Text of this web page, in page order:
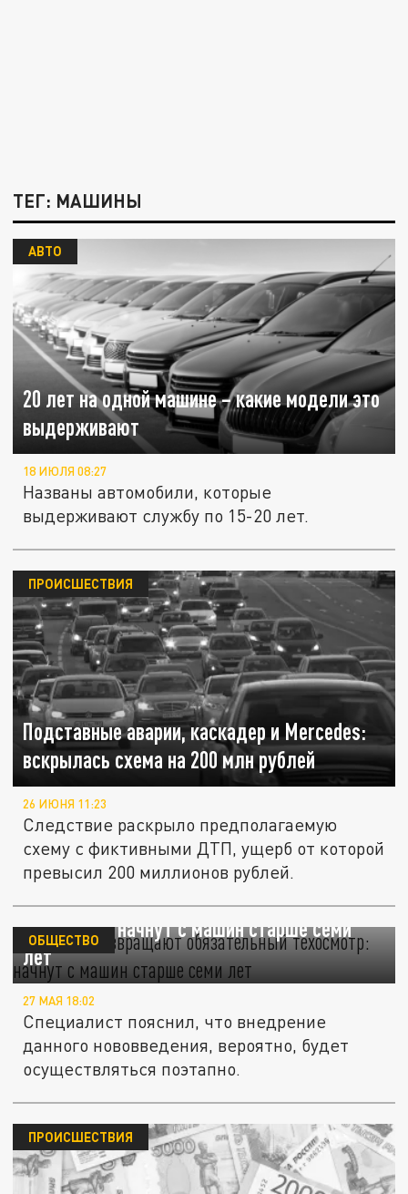
ТЕГ: МАШИНЫ
20 лет на одной машине – какие модели это
выдерживают
АВТО
18 ИЮЛЯ 08:27
Названы автомобили, которые
выдерживают службу по 15-20 лет.
Подставные аварии, каскадер и Mercedes:
вскрылась схема на 200 млн рублей
ПРОИСШЕСТВИЯ
26 ИЮНЯ 11:23
Следствие раскрыло предполагаемую
схему с фиктивными ДТП, ущерб от которой
превысил 200 миллионов рублей.
В России возвращают обязательный
техосмотр: начнут с машин старше семи
лет
ОБЩЕСТВО
27 МАЯ 18:02
Специалист пояснил, что внедрение
данного нововведения, вероятно, будет
осуществляться поэтапно.
ПРОИСШЕСТВИЯ